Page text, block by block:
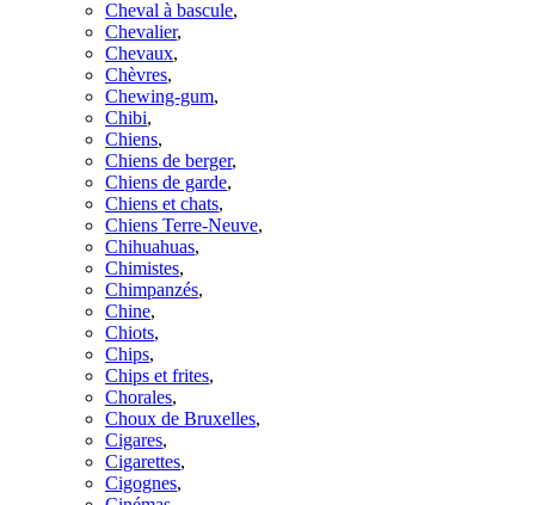
Cheval à bascule,
Chevalier,
Chevaux,
Chèvres,
Chewing-gum,
Chibi,
Chiens,
Chiens de berger,
Chiens de garde,
Chiens et chats,
Chiens Terre-Neuve,
Chihuahuas,
Chimistes,
Chimpanzés,
Chine,
Chiots,
Chips,
Chips et frites,
Chorales,
Choux de Bruxelles,
Cigares,
Cigarettes,
Cigognes,